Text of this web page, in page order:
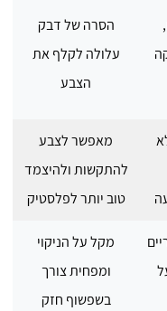
הסרה של דבק
עלולה לקלף את
הצבע
מאפשר לצבע
להתקשות ולהיצמד
טוב יותר לפלסטיק
מקל על הניקוי
ומפחית צורך
בשפשוף חזק